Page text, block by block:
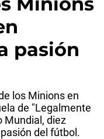
pasión
los Minions en
de "Legalmente
Mundial, diez
del fútbol.